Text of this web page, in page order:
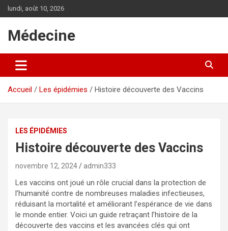
l
c
n
lundi, août 10, 2026
Médecine
Accueil Les épidémies Histoire découverte des Vaccins
LES ÉPIDÉMIES
Histoire découverte des Vaccins
novembre 12, 2024 admin333
Les vaccins ont joué un rôle crucial dans la protection de
l’humanité contre de nombreuses maladies infectieuses,
réduisant la mortalité et améliorant l’espérance de vie dans
le monde entier. Voici un guide retraçant l’histoire de la
découverte des vaccins et les avancées clés qui ont